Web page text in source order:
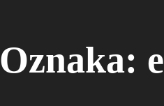
Oznaka: